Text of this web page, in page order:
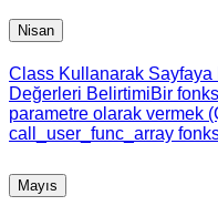
Nisan
Class Kullanarak Sayfaya
Değerleri BelirtimiBir
parametre olarak vermek
call_user_func_array
Mayıs